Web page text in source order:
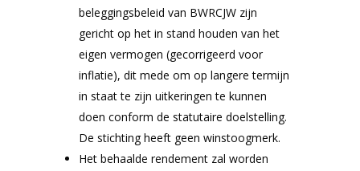
beleggingsbeleid van BWRCJW zijn
gericht op het in stand houden van het
eigen vermogen (gecorrigeerd voor
inflatie), dit mede om op langere termijn
in staat te zijn uitkeringen te kunnen
doen conform de statutaire doelstelling.
De stichting heeft geen winstoogmerk.
Het behaalde rendement zal worden